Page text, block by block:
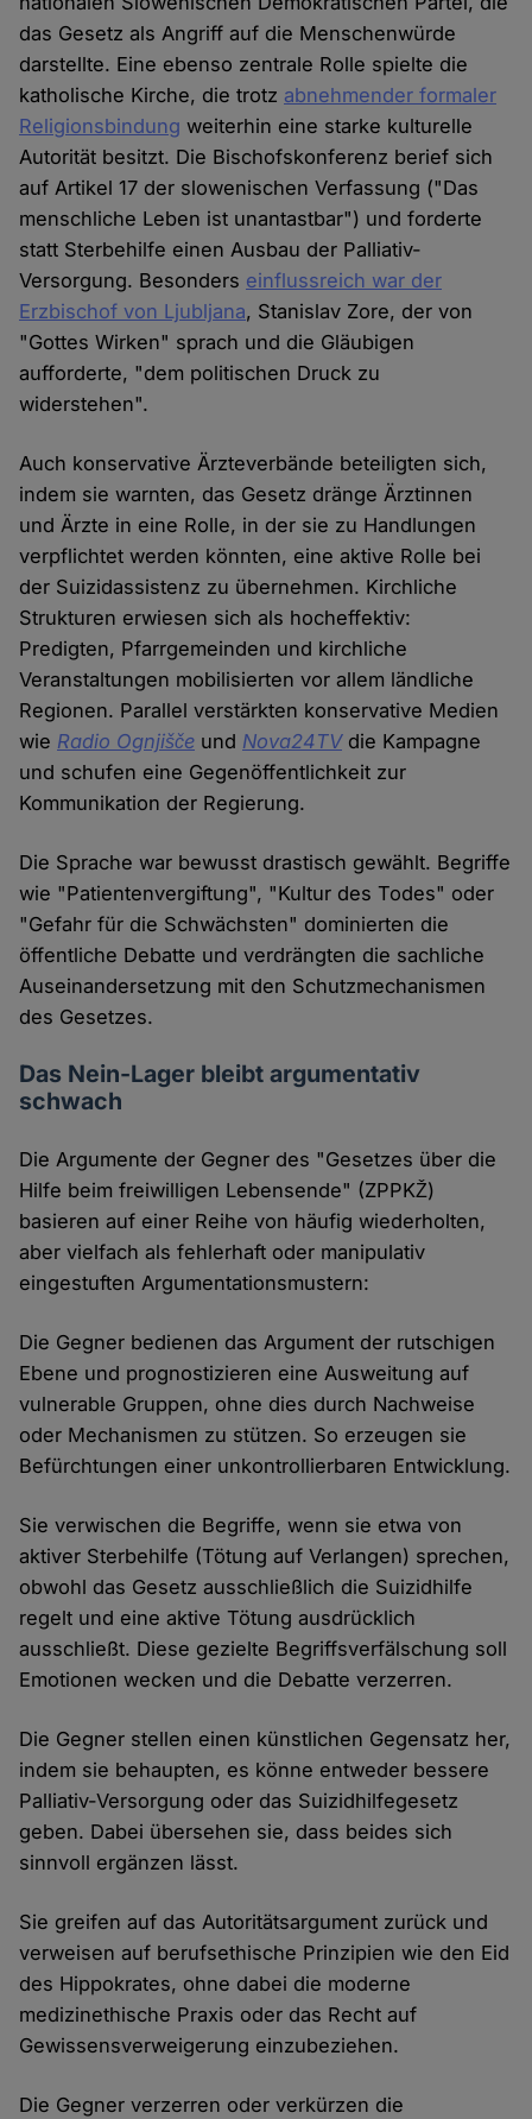
das Gesetz als Angriff auf die Menschenwürde
darstellte. Eine ebenso zentrale Rolle spielte die
katholische Kirche, die trotz abnehmender formaler
Religionsbindung weiterhin eine starke kulturelle
Autorität besitzt. Die Bischofskonferenz berief sich
auf Artikel 17 der slowenischen Verfassung ("Das
menschliche Leben ist unantastbar") und forderte
statt Sterbehilfe einen Ausbau der Palliativ-
Versorgung. Besonders einflussreich war der
Erzbischof von Ljubljana, Stanislav Zore, der von
"Gottes Wirken" sprach und die Gläubigen
aufforderte, "dem politischen Druck zu
widerstehen".
Auch konservative Ärzteverbände beteiligten sich,
indem sie warnten, das Gesetz dränge Ärztinnen
und Ärzte in eine Rolle, in der sie zu Handlungen
verpflichtet werden könnten, eine aktive Rolle bei
der Suizidassistenz zu übernehmen. Kirchliche
Strukturen erwiesen sich als hocheffektiv:
Predigten, Pfarrgemeinden und kirchliche
Veranstaltungen mobilisierten vor allem ländliche
Regionen. Parallel verstärkten konservative Medien
wie Radio Ognjišče und Nova24TVdie Kampagne
und schufen eine Gegenöffentlichkeit zur
Kommunikation der Regierung.
Die Sprache war bewusst drastisch gewählt. Begriffe
wie "Patientenvergiftung", "Kultur des Todes" oder
"Gefahr für die Schwächsten" dominierten die
öffentliche Debatte und verdrängten die sachliche
Auseinandersetzung mit den Schutzmechanismen
des Gesetzes.
Das Nein-Lager bleibt argumentativ
schwach
Die Argumente der Gegner des "Gesetzes über die
Hilfe beim freiwilligen Lebensende" (ZPPKŽ)
basieren auf einer Reihe von häufig wiederholten,
aber vielfach als fehlerhaft oder manipulativ
eingestuften Argumentationsmustern:
Die Gegner bedienen das Argument der rutschigen
Ebene und prognostizieren eine Ausweitung auf
vulnerable Gruppen, ohne dies durch Nachweise
oder Mechanismen zu stützen. So erzeugen sie
Befürchtungen einer unkontrollierbaren Entwicklung.
Sie verwischen die Begriffe, wenn sie etwa von
aktiver Sterbehilfe (Tötung auf Verlangen) sprechen,
obwohl das Gesetz ausschließlich die Suizidhilfe
regelt und eine aktive Tötung ausdrücklich
ausschließt. Diese gezielte Begriffsverfälschung soll
Emotionen wecken und die Debatte verzerren.
Die Gegner stellen einen künstlichen Gegensatz her,
indem sie behaupten, es könne entweder bessere
Palliativ-Versorgung oder das Suizidhilfegesetz
geben. Dabei übersehen sie, dass beides sich
sinnvoll ergänzen lässt.
Sie greifen auf das Autoritätsargument zurück und
verweisen auf berufsethische Prinzipien wie den Eid
des Hippokrates, ohne dabei die moderne
medizinethische Praxis oder das Recht auf
Gewissensverweigerung einzubeziehen.
Die Gegner verzerren oder verkürzen die